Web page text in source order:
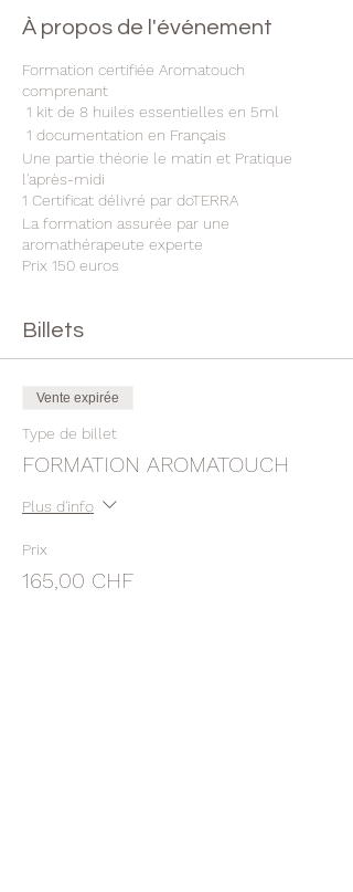
À propos de l'événement
Formation certifiée Aromatouch
comprenant
1 kit de 8 huiles essentielles en 5ml
1 documentation en Français
Une partie théorie le matin et Pratique
l'après-midi
1 Certificat délivré par doTERRA
La formation assurée par une
aromathérapeute experte
Prix 150 euros
Billets
Vente expirée
Type de billet
FORMATION AROMATOUCH
Plus d'info
Prix
165,00 CHF